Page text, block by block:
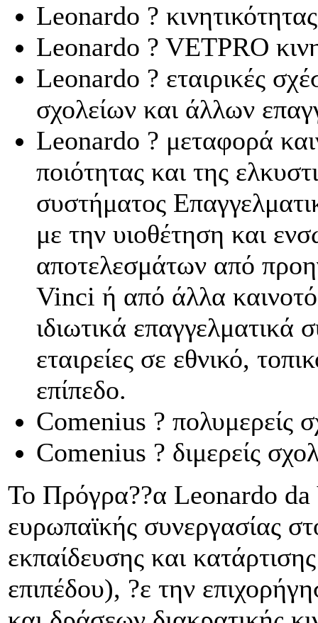
Leonardo ?
Leonardo ? VETPRO
Leonardo ? εταιρικές
σχολείων και άλλων
Leonardo ? μεταφορά
ποιότητας και της
συστήματος
με την υιοθέτηση και
αποτελεσμάτων από
Vinci ή από άλλα
ιδιωτικά επαγγελματικά
εταιρείες σε εθνικό,
επίπεδο.
Comenius ? πολυμερείς
Comenius ? διμερείς
Το Πρόγρα??α Leonardo da
ευρωπαϊκής συνεργασίας
εκπαίδευσης και
επιπέδου), ?ε την